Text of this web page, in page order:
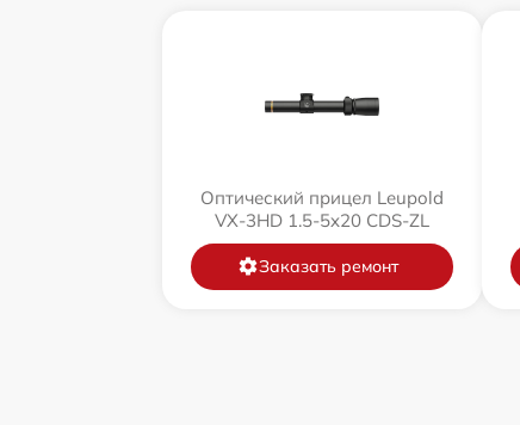
Оптический прицел Leupold
VX-3HD 1.5-5x20 CDS-ZL
Заказать ремонт